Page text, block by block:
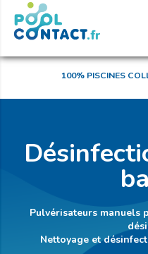
100% PISCINES
Pulvérisateurs manuels
Nettoyage et